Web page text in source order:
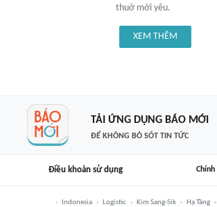
thuở mới yêu.
XEM THÊM
TẢI ỨNG DỤNG BÁO MỚI
ĐỂ KHÔNG BỎ SÓT TIN TỨC
Điều khoản sử dụng
Indonesia Logistic Kim Sang-Sik Hạ Tầng